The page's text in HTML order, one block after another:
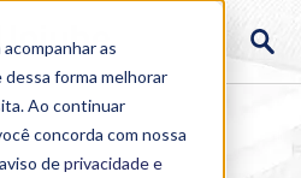
as
forma melhorar
Ao continuar
concorda com nossa
deprivacidade e